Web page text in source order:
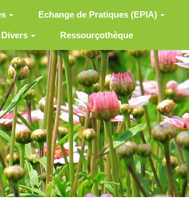
Echange de Pratiques (EPIA)
Divers Ressourçothèque